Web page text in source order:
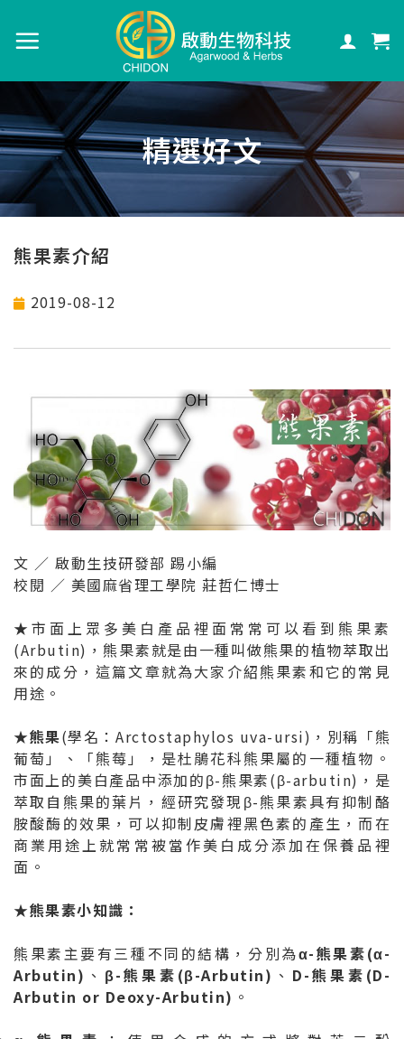
精選好文
熊果素介紹
2019-08-12
文 ∕ 啟動生技研發部 踢小編
校閱 ∕ 美國麻省理工學院 莊哲仁博士
★市面上眾多美白產品裡面常常可以看到熊果素
(Arbutin)，熊果素就是由一種叫做熊果的植物萃取出
來的成分，這篇文章就為大家介紹熊果素和它的常見
用途。
★熊果(學名：Arctostaphylos uva-ursi)，別稱「熊
葡萄」、「熊莓」，是杜鵑花科熊果屬的一種植物。
市面上的美白產品中添加的β-熊果素(β-arbutin)，是
萃取自熊果的葉片，經研究發現β-熊果素具有抑制酪
胺酸酶的效果，可以抑制皮膚裡黑色素的產生，而在
商業用途上就常常被當作美白成分添加在保養品裡
面。
★熊果素小知識：
熊果素主要有三種不同的結構，分別為α-熊果素(α-
Arbutin) 、 β-熊果素(β-Arbutin) 、 D-熊果素(D-
Arbutin or Deoxy-Arbutin) 。